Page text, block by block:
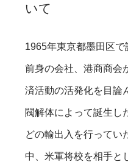
いて
1965年東京都墨田区
前身の会社、港商商会
済活動の活発化を目論
閥解体によって誕生し
どの輸出入を行ってい
中、米軍将校を相手と